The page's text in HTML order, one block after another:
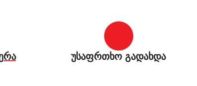
უსაფრთხო გადახდა